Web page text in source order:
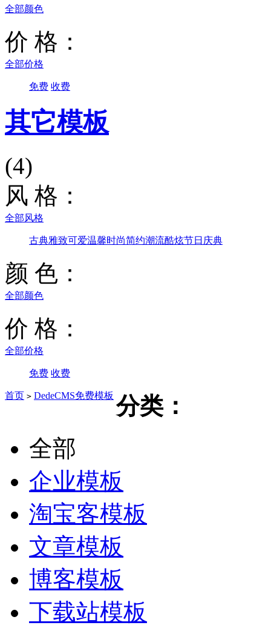
全部颜色
价 格：
全部价格
免费 收费
其它模板
(4)
风 格：
全部风格
古典雅致可爱温馨时尚简约潮流酷炫节日庆典
颜 色：
全部颜色
价 格：
全部价格
免费 收费
首页 > DedeCMS免费模板 分类：
全部
企业模板
淘宝客模板
文章模板
博客模板
下载站模板